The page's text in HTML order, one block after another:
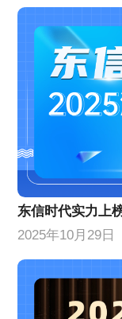
2025年10月29日